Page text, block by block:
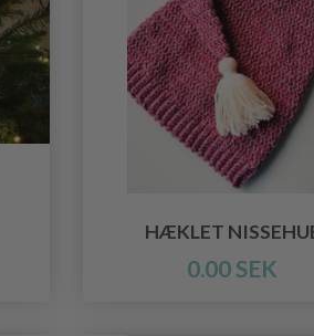
HÆKLET
0.00 SEK